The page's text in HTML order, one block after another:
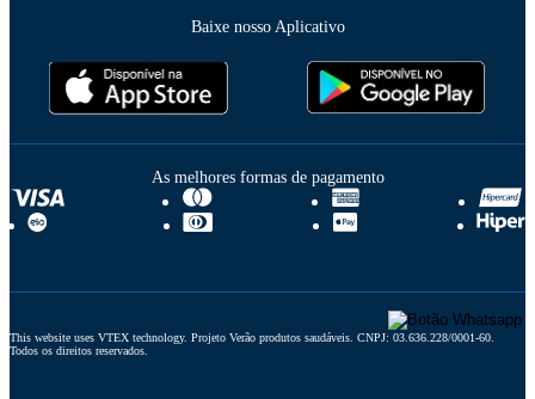
Baixe nosso Aplicativo
As melhores formas de pagamento
This website uses VTEX technology. Projeto Verão produtos saudáveis. CNPJ: 03.636.228/0001-60.
Todos os direitos reservados.